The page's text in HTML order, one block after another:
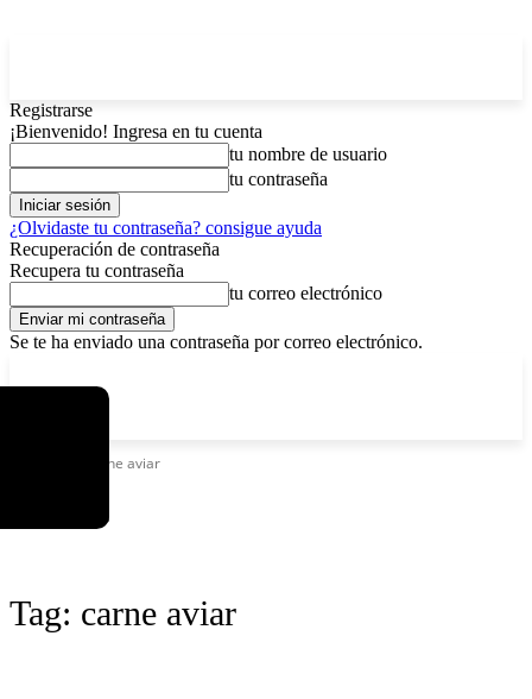
Registrarse
¡Bienvenido! Ingresa en tu cuenta
tu nombre de usuario
tu contraseña
¿Olvidaste tu contraseña? consigue ayuda
Recuperación de contraseña
Recupera tu contraseña
tu correo electrónico
Se te ha enviado una contraseña por correo electrónico.
Carne aviar
Tag: carne aviar